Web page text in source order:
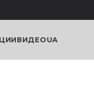
ВИДЕОUA